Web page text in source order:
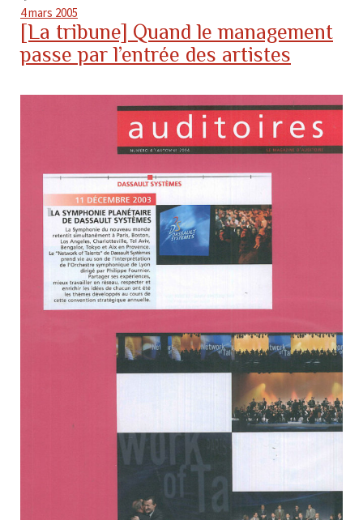
4 mars 2005
[La tribune] Quand le management
passe par l’entrée des artistes